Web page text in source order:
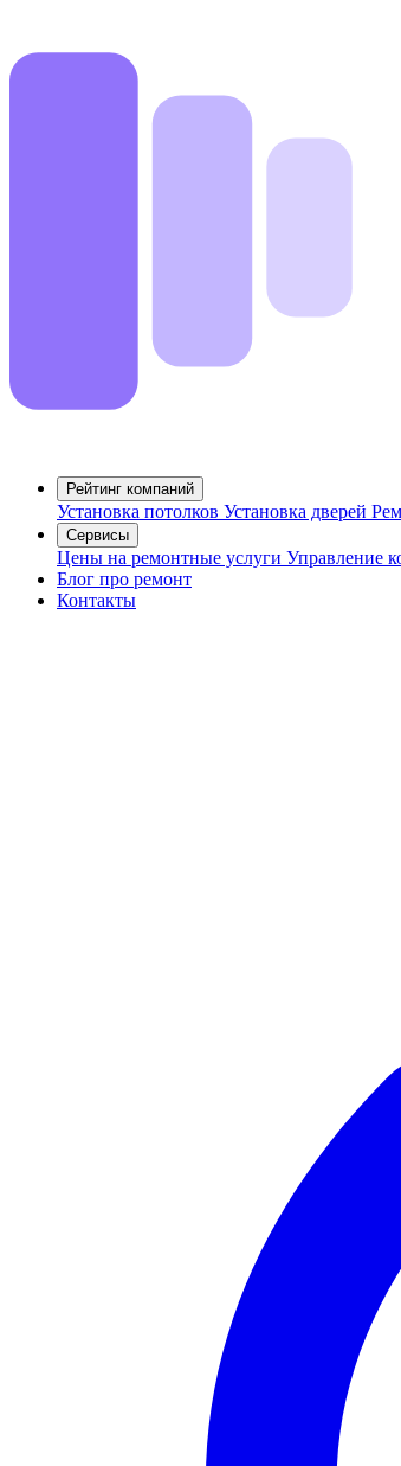
Рейтинг компаний
Установка потолков Установка дверей
Сервисы
Цены на ремонтные услуги Управление
Блог про ремонт
Контакты